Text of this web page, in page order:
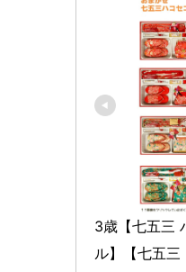
3歳【七五三
ル】【七五三